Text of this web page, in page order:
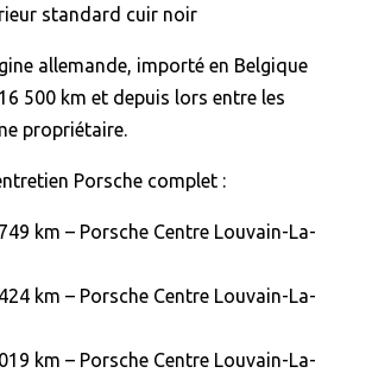
standard cuir noir
allemande, importé en Belgique
500 km et depuis lors entre les
propriétaire.
Porsche complet :
km – Porsche Centre Louvain-La-
km – Porsche Centre Louvain-La-
km – Porsche Centre Louvain-La-